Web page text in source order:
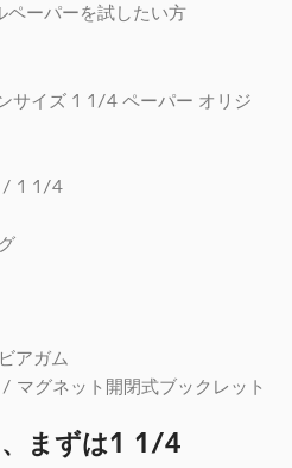
ーパーを試したい方
サイズ 1 1/4 ペーパー オリジ
/ 1 1/4
アガム
マグネット開閉式ブックレット
まずは1 1/4